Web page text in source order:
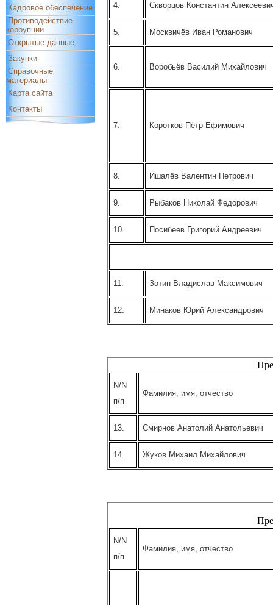
Кадровое обеспечение
Противодействие
коррупции
Открытые данные
Закупки
Справочные
материалы
Карта сайта
Контакты
4. Скворцов Константин
5. Москвичёв Иван Романович
6. Воробьёв Василий Михайлович
7. Коротков Пётр Ефимович
8. Ишалёв Валентин Петрович
9. Рыбаков Николай Федорович
10. Посибеев Григорий Андреевич
11. Зотин Владислав Максимович
12. Минаков Юрий Александрович
N/N
п/п
Фамилия, имя, отчество
13. Смирнов Анатолий Анатольевич
14. Жуков Михаил Михайлович
N/N
п/п
Фамилия, имя, отчество